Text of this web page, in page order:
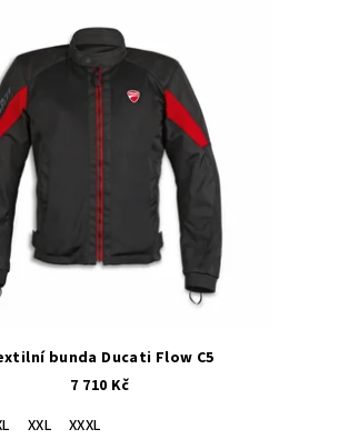
bunda Ducati Flow C5
7 710 Kč
XXL
XXXL